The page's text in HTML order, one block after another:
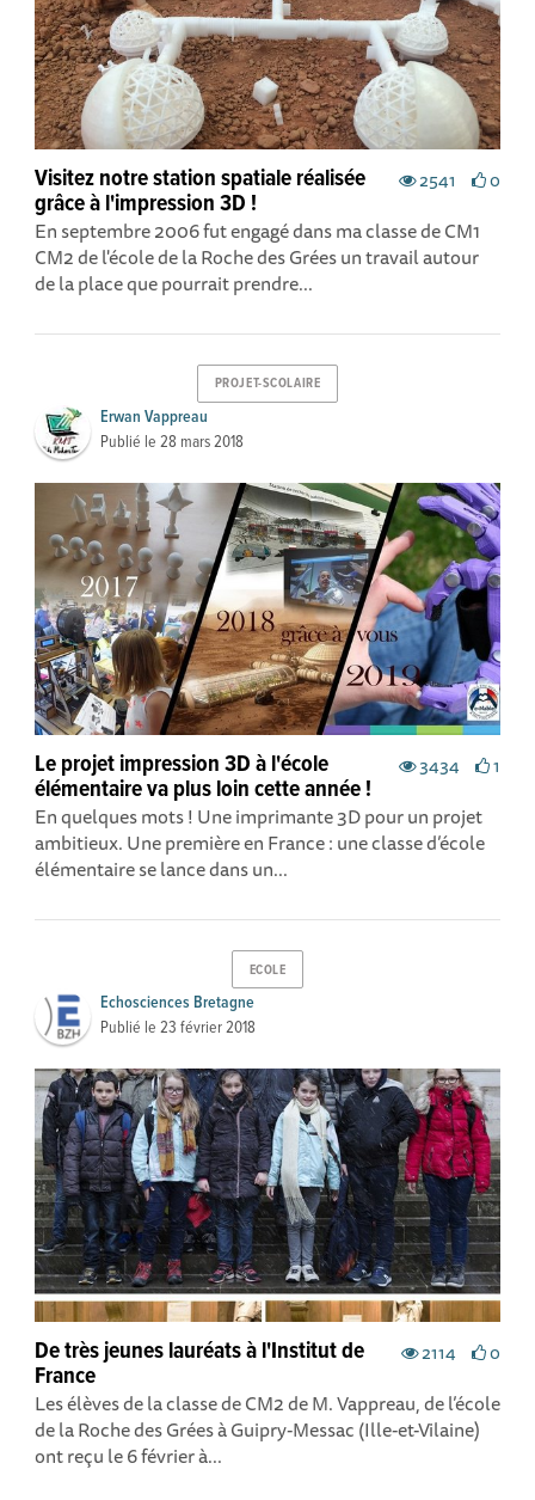
2541 0
Visitez notre station spatiale réalisée
grâce à l'impression 3D !
En septembre 2006 fut engagé dans ma classe de CM1
CM2 de l'école de la Roche des Grées un travail autour
de la place que pourrait prendre...
PROJET-SCOLAIRE
Erwan Vappreau
Publié le 28 mars 2018
3434 1
Le projet impression 3D à l'école
élémentaire va plus loin cette année !
En quelques mots ! Une imprimante 3D pour un projet
ambitieux. Une première en France : une classe d’école
élémentaire se lance dans un...
ECOLE
Echosciences Bretagne
Publié le 23 février 2018
2114 0
De très jeunes lauréats à l'Institut de
France
Les élèves de la classe de CM2 de M. Vappreau, de l’école
de la Roche des Grées à Guipry-Messac (Ille-et-Vilaine)
ont reçu le 6 février à...